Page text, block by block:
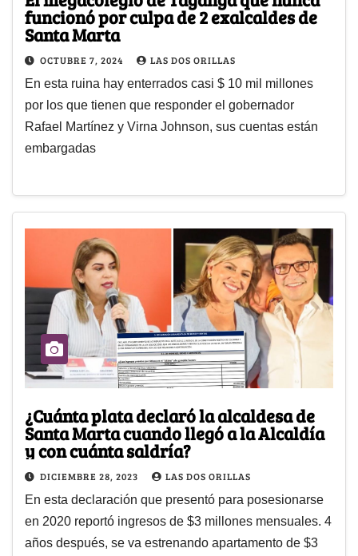
funcionó por culpa de 2 exalcaldes de
Santa Marta
OCTUBRE 7, 2024 LAS DOS ORILLAS
En esta ruina hay enterrados casi $ 10 mil millones
por los que tienen que responder el gobernador
Rafael Martínez y Virna Johnson, sus cuentas están
embargadas
¿Cuánta plata declaró la alcaldesa de
Santa Marta cuando llegó a la Alcaldía
y con cuánta saldría?
DICIEMBRE 28, 2023 LAS DOS ORILLAS
En esta declaración que presentó para posesionarse
en 2020 reportó ingresos de $3 millones mensuales. 4
años después, se va estrenando apartamento de $3